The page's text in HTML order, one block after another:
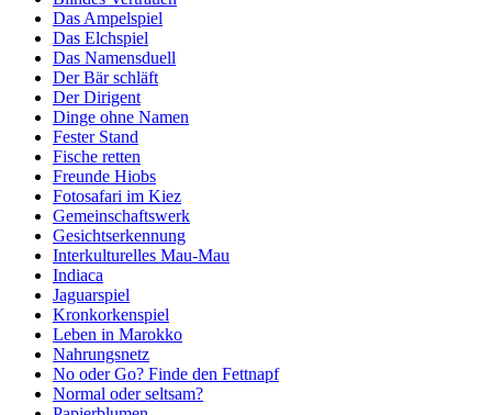
Das Ampelspiel
Das Elchspiel
Das Namensduell
Der Bär schläft
Der Dirigent
Dinge ohne Namen
Fester Stand
Fische retten
Freunde Hiobs
Fotosafari im Kiez
Gemeinschaftswerk
Gesichtserkennung
Interkulturelles Mau-Mau
Indiaca
Jaguarspiel
Kronkorkenspiel
Leben in Marokko
Nahrungsnetz
No oder Go? Finde den Fettnapf
Normal oder seltsam?